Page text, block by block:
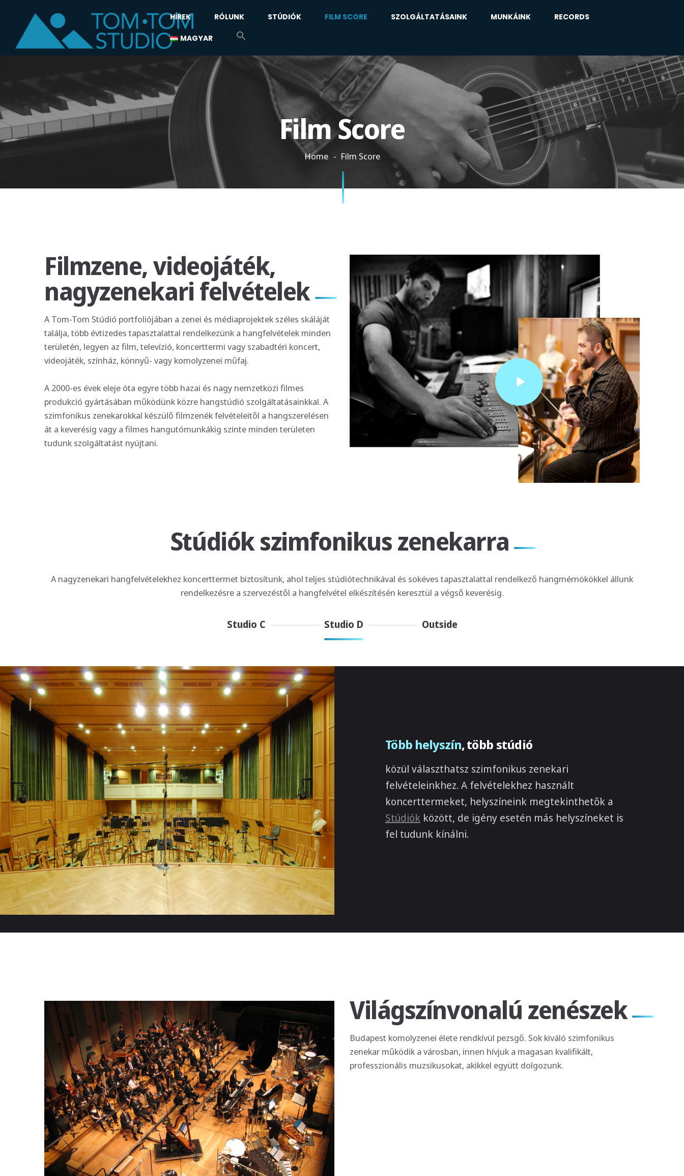
HÍREK RÓLUNK STÚDIÓK FILM SCORE SZOLGÁLTATÁSAINK MUNKÁINK RECORDS
MAGYAR
Film Score
Home Film Score
Filmzene, videojáték,
nagyzenekari felvételek
A Tom-Tom Stúdió portfoliójában a zenei és médiaprojektek széles skáláját
találja, több évtizedes tapasztalattal rendelkezünk a hangfelvételek minden
területén, legyen az film, televízió, koncerttermi vagy szabadtéri koncert,
videojáték, színház, könnyű- vagy komolyzenei műfaj.
A 2000-es évek eleje óta egyre több hazai és nagy nemzetközi filmes
produkció gyártásában működünk közre hangstúdió szolgáltatásainkkal. A
szimfonikus zenekarokkal készülő filmzenék felvételeitől a hangszerelésen
át a keverésig vagy a filmes hangutómunkákig szinte minden területen
tudunk szolgáltatást nyújtani.
Stúdiók szimfonikus zenekarra
A nagyzenekari hangfelvételekhez koncerttermet biztosítunk, ahol teljes stúdiótechnikával és sokéves tapasztalattal rendelkező hangmérnökökkel állunk
rendelkezésre a szervezéstől a hangfelvétel elkészítésén keresztül a végső keverésig.
Több helyszín, több stúdió
közül választhatsz szimfonikus zenekari
felvételeinkhez. A felvételekhez használt
koncerttermeket, helyszíneink megtekinthetők a
Stúdiók között, de igény esetén más helyszíneket is
fel tudunk kínálni.
Studio C Studio D Outside
Világszínvonalú zenészek
Budapest komolyzenei élete rendkívül pezsgő. Sok kiváló szimfonikus
zenekar működik a városban, innen hívjuk a magasan kvalifikált,
professzionális muzsikusokat, akikkel együtt dolgozunk.